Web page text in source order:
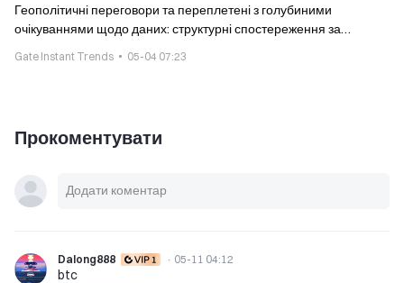
Геополітичні переговори та переплетені з голубиними
очікуваннями щодо даних: структурні спостереження за
Gate Instant Trends 05-04 07:23
Прокоментувати
Dalong888 · 05-11 04:12
btc